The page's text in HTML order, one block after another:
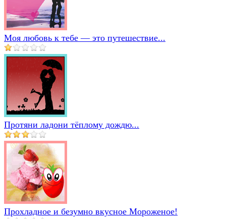
Моя любовь к тебе — это путешествие...
Протяни ладони тёплому дождю...
Прохладное и безумно вкусное Мороженое!